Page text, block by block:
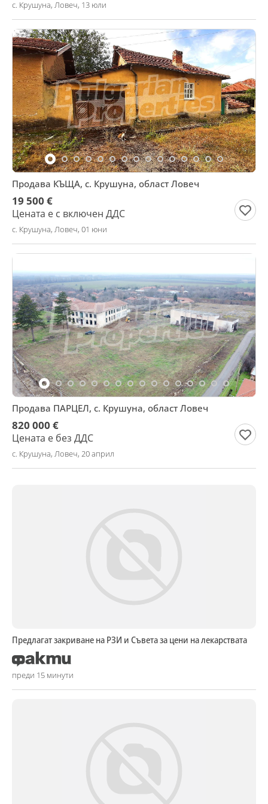
с. Крушуна, Ловеч, 13 юли
Продава КЪЩА, с. Крушуна, област Ловеч
19 500 €
Цената е с включен ДДС
с. Крушуна, Ловеч, 01 юни
Продава ПАРЦЕЛ, с. Крушуна, област Ловеч
820 000 €
Цената е без ДДС
с. Крушуна, Ловеч, 20 април
Предлагат закриване на РЗИ и Съвета за цени на лекарствата
преди 15 минути